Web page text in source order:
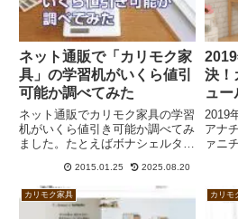
ネット通販で「カリモク家
具」の学習机がいくら値引
可能か調べてみた
ネット通販でカリモク家具の学習
机がいくら値引き可能か調べてみ
ました。たとえばボナシェルタの
合、楽天市場では最大約33％相
当の値引率。Yahoo!ショッピン
グでは最大約16％となります。
2015.01.25 2025.08.20
決！
ュ
「
2019
アナ
ァニ
忠ホ
材で
潰す
贅沢
カリモク家具 カリモ